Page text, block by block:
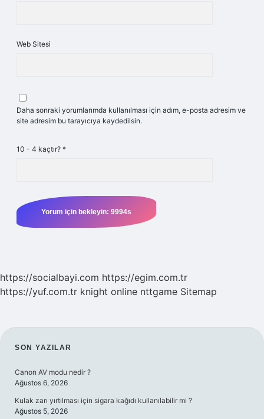
Web Sitesi
Daha sonraki yorumlarımda kullanılması için adım, e-posta adresim ve
site adresim bu tarayıcıya kaydedilsin.
10 - 4 kaçtır? *
https://socialbayi.com https://egim.com.tr
https://yuf.com.tr knight online nttgame Sitemap
SIDEBAR
SON YAZILAR
Canon AV modu nedir ?
Ağustos 6, 2026
Kulak zarı yırtılması için sigara kağıdı kullanılabilir mi ?
Ağustos 5, 2026